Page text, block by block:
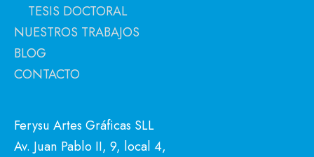
TESIS DOCTORAL
NUESTROS TRABAJOS
BLOG
CONTACTO
Ferysu Artes Gráficas SLL
Av. Juan Pablo II, 9, local 4,